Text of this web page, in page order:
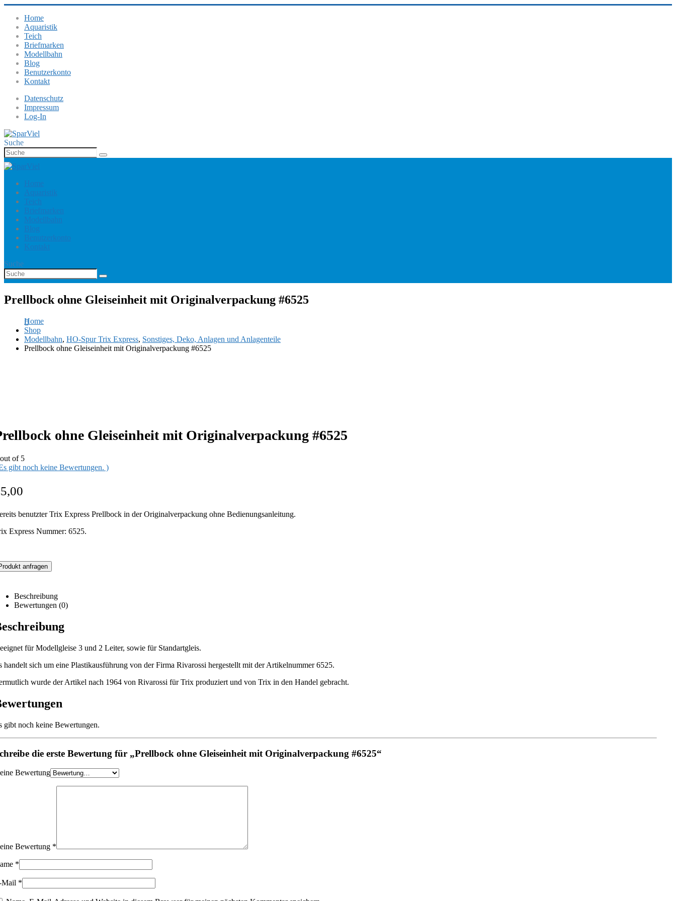
Home
Aquaristik
Teich
Briefmarken
Modellbahn
Blog
Benutzerkonto
Kontakt
Datenschutz
Impressum
Log-In
Suche
Home
Aquaristik
Teich
Briefmarken
Modellbahn
Blog
Benutzerkonto
Kontakt
Suche
Prellbock ohne Gleiseinheit mit Originalverpackung #6525
Home
Shop
Modellbahn, HO-Spur Trix Express, Sonstiges, Deko, Anlagen und Anlagenteile
Prellbock ohne Gleiseinheit mit Originalverpackung #6525
ohne Gleiseinheit mit Originalverpackung #6525
of 5
gibt noch keine Bewertungen. )
5,00
benutzter Trix Express Prellbock in der Originalverpackung ohne Bedienungsanleitung.
Express Nummer: 6525.
anfragen
Beschreibung
Bewertungen (0)
für Modellgleise 3 und 2 Leiter, sowie für Standartgleis.
handelt sich um eine Plastikausführung von der Firma Rivarossi hergestellt mit der Artikelnummer 6525.
wurde der Artikel nach 1964 von Rivarossi für Trix produziert und von Trix in den Handel gebracht.
gibt noch keine Bewertungen.
die erste Bewertung für „Prellbock ohne Gleiseinheit mit Originalverpackung #6525“
Bewertung
Bewertung *
*
Mail *